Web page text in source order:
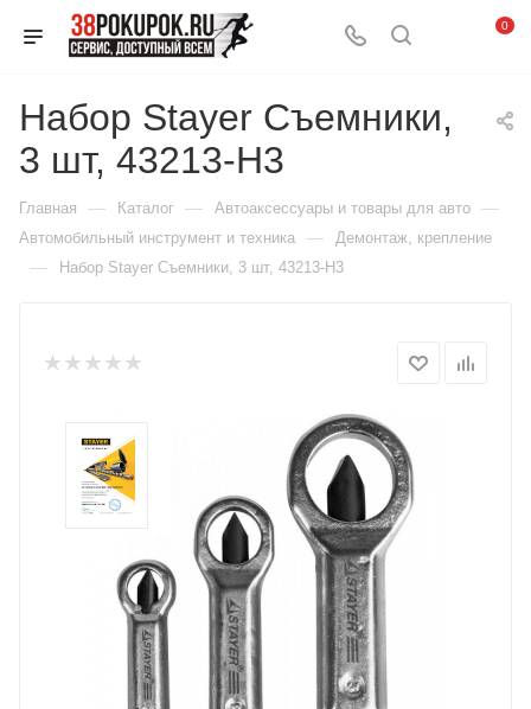
0
Набор Stayer Съемники,
3 шт, 43213-H3
Главная — Каталог — Автоаксессуары и товары для авто —
Автомобильный инструмент и техника — Демонтаж, крепление
— Набор Stayer Съемники, 3 шт, 43213-H3